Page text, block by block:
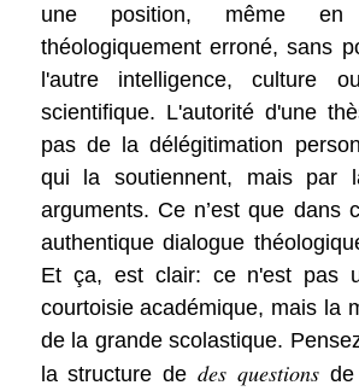
une position, même
théologiquement erroné, sans
l'autre intelligence, culture
scientifique. L'autorité d'une
pas de la délégitimation
qui la soutiennent, mais par
arguments. Ce n’est que dans
authentique dialogue
Et ça, est clair: ce n'est pas
courtoisie académique, mais la
de la grande scolastique.
la structure dedes questions